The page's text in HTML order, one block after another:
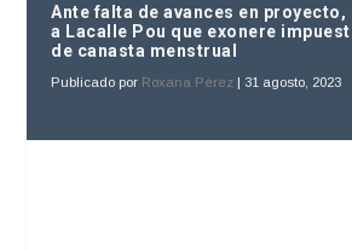
Ante falta de avances en
a Lacalle Pou que exonere
de canasta menstrual
Publicado por Roxana Pérez | 31 agosto, 2023